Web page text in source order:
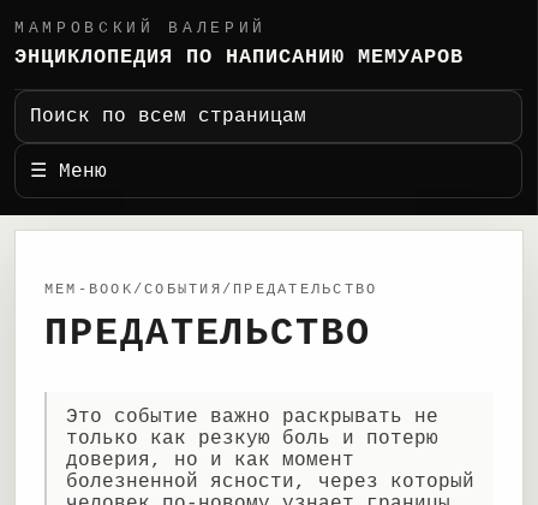
МАМРОВСКИЙ ВАЛЕРИЙ
ЭНЦИКЛОПЕДИЯ ПО НАПИСАНИЮ МЕМУАРОВ
Поиск по всем страницам
☰ Меню
MEM-BOOK/СОБЫТИЯ/ПРЕДАТЕЛЬСТВО
ПРЕДАТЕЛЬСТВО
Это событие важно раскрывать не
только как резкую боль и потерю
доверия, но и как момент
болезненной ясности, через который